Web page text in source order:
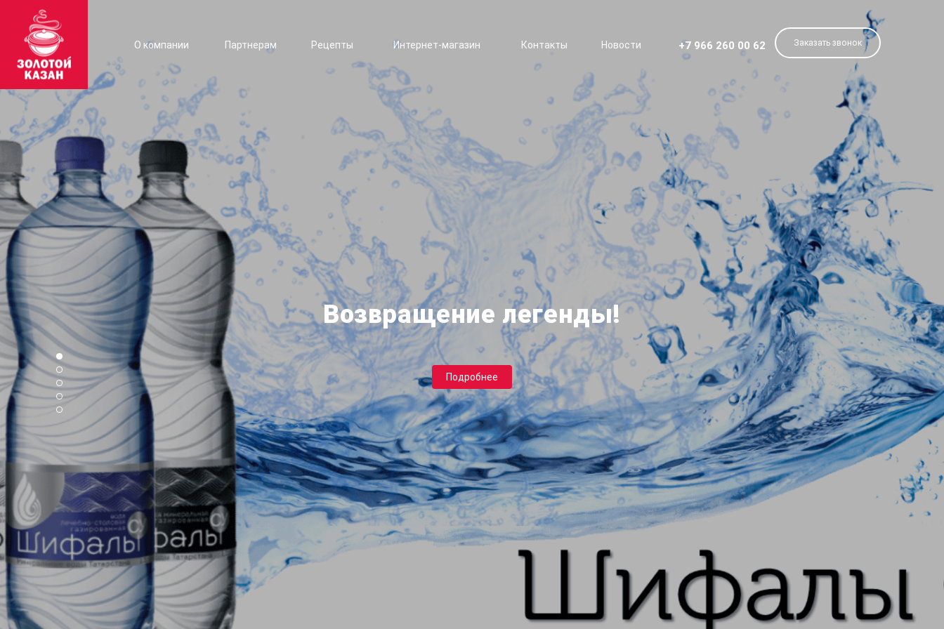
О компании Партнерам Рецепты Интернет-магазин Контакты Новости +7 966 260 00 62 Заказать звонок
Возвращение легенды!
Подробнее